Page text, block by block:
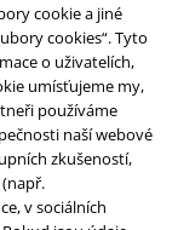
cookie a jiné
cookies“. Tyto
o uživatelích,
umísťujeme my,
používáme
naší webové
zkušeností,
v sociálních